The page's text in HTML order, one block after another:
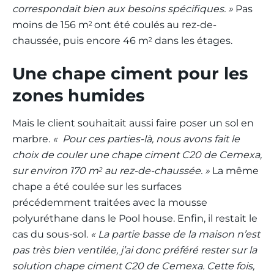
correspondait bien aux besoins spécifiques. » Pas
moins de 156 m2 ont été coulés au rez-de-
chaussée, puis encore 46 m2 dans les étages.
Une chape ciment pour les
zones humides
Mais le client souhaitait aussi faire poser un sol en
marbre. « Pour ces parties-là, nous avons fait le
choix de couler une chape ciment C20 de Cemexa,
sur environ 170 m2au rez-de-chaussée. » La même
chape a été coulée sur les surfaces
précédemment traitées avec la mousse
polyuréthane dans le Pool house. Enfin, il restait le
cas du sous-sol. « La partie basse de la maison n’est
pas très bien ventilée, j’ai donc préféré rester sur la
solution chape ciment C20 de Cemexa. Cette fois,